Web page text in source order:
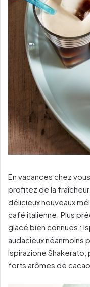
En vacances chez
profitez de la
délicieux nouveaux
café italienne. Plus
glacé bien connues :
audacieux néanmoins
Ispirazione Shakerato,
forts arômes de cacao.